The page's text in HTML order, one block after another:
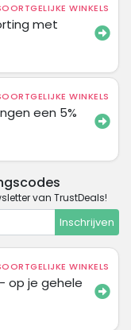
WINKELS
met
WINKELS
een 5%
van TrustDeals!
Inschrijven
WINKELS
op je gehele